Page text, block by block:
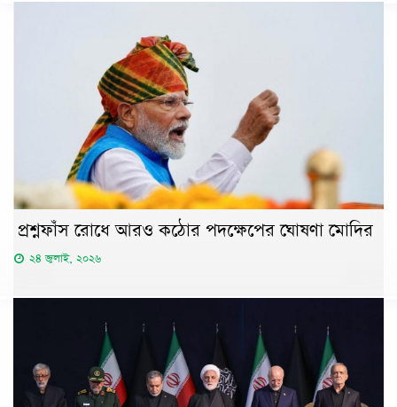
প্রশ্নফাঁস রোধে আরও কঠোর পদক্ষেপের ঘোষণা মোদির
২৪ জুলাই, ২০২৬